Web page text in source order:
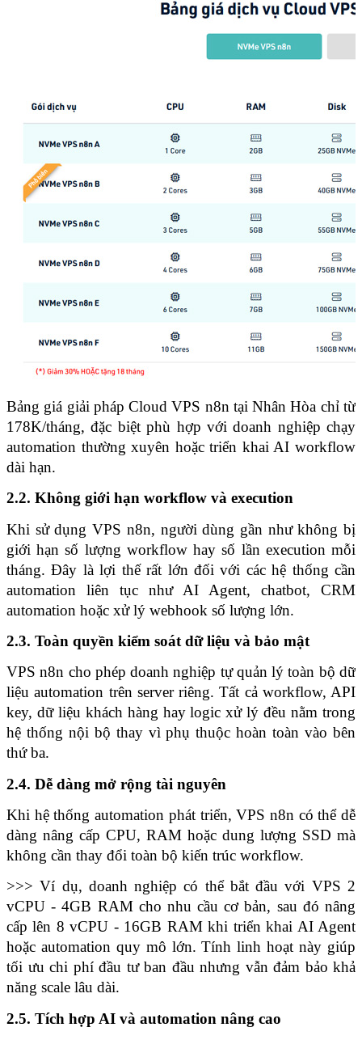
Bảng giá giải pháp Cloud VPS n8n tại Nhân Hòa chỉ từ
178K/tháng, đặc biệt phù hợp với doanh nghiệp chạy
automation thường xuyên hoặc triển khai AI workflow
dài hạn.
2.2. Không giới hạn workflow và execution
Khi sử dụng VPS n8n, người dùng gần như không bị
giới hạn số lượng workflow hay số lần execution mỗi
tháng. Đây là lợi thế rất lớn đối với các hệ thống cần
automation liên tục như AI Agent, chatbot, CRM
automation hoặc xử lý webhook số lượng lớn.
2.3. Toàn quyền kiểm soát dữ liệu và bảo mật
VPS n8n cho phép doanh nghiệp tự quản lý toàn bộ dữ
liệu automation trên server riêng. Tất cả workflow, API
key, dữ liệu khách hàng hay logic xử lý đều nằm trong
hệ thống nội bộ thay vì phụ thuộc hoàn toàn vào bên
thứ ba.
2.4. Dễ dàng mở rộng tài nguyên
Khi hệ thống automation phát triển, VPS n8n có thể dễ
dàng nâng cấp CPU, RAM hoặc dung lượng SSD mà
không cần thay đổi toàn bộ kiến trúc workflow.
>>> Ví dụ, doanh nghiệp có thể bắt đầu với VPS 2
vCPU - 4GB RAM cho nhu cầu cơ bản, sau đó nâng
cấp lên 8 vCPU - 16GB RAM khi triển khai AI Agent
hoặc automation quy mô lớn. Tính linh hoạt này giúp
tối ưu chi phí đầu tư ban đầu nhưng vẫn đảm bảo khả
năng scale lâu dài.
2.5. Tích hợp AI và automation nâng cao